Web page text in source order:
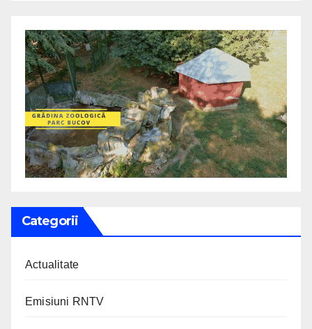
Categorii
Actualitate
Emisiuni RNTV